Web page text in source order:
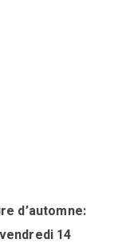
d’automne:
14